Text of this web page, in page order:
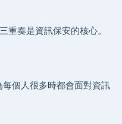
重奏是資訊保安的核心。
個人很多時都會面對資訊